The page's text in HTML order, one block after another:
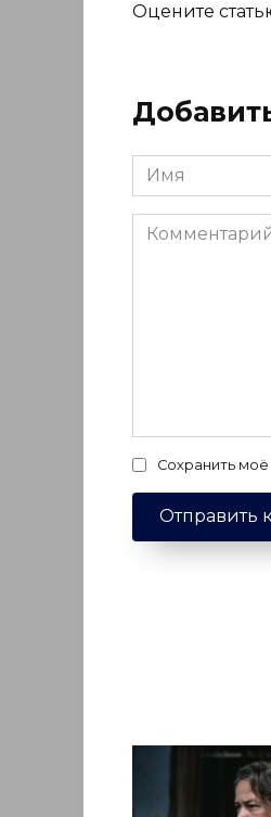
Оцените
Имя
*
Комментарий
Сохранить